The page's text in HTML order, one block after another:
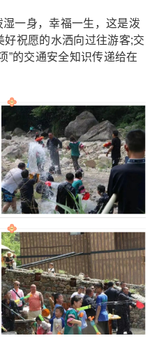
一身，幸福一生，这是泼
祝愿的水洒向过往游客;交
”的交通安全知识传递给在